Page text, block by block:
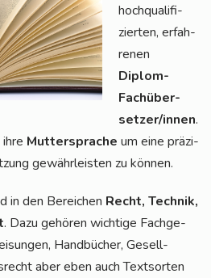
hoch­qua­li­fi­
zier­ten, erfah­
re­nen
Diplom-
Fach­über­
set­zer/in­nen.
Mut­ter­spra­che um eine prä­zi­
gewähr­leis­ten zu können.
in den Berei­chen Recht, Tech­nik,
. Dazu gehö­ren wich­ti­ge Fach­ge­
Hand­bü­cher, Gesell­
aber eben auch Text­sor­ten